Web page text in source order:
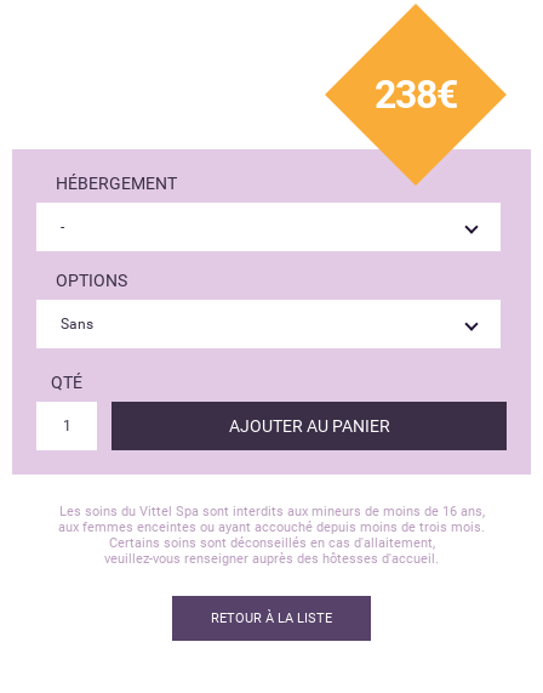
238€
HÉBERGEMENT
OPTIONS
QTÉ
AJOUTER AU PANIER
Les soins du Vittel Spa sont interdits aux mineurs de moins de 16 ans,
aux femmes enceintes ou ayant accouché depuis moins de trois mois.
Certains soins sont déconseillés en cas d'allaitement,
veuillez-vous renseigner auprès des hôtesses d'accueil.
RETOUR À LA LISTE